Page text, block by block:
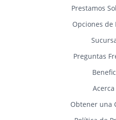
Prestamos
Opciones de
Preguntas
Obtener una